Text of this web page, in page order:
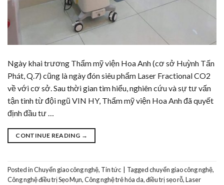
Ngày khai trương Thẩm mỹ viện Hoa Anh (cơ sở Huỳnh Tấn
Phát, Q.7) cũng là ngày đón siêu phẩm Laser Fractional CO2
về với cơ sở. Sau thời gian tìm hiểu, nghiên cứu và sự tư vấn
tận tình từ đội ngũ VIN HY, Thẩm mỹ viện Hoa Anh đã quyết
định đầu tư …
CONTINUE READING →
Posted inChuyển giao công nghệ, Tin tức Taggedchuyển giao công nghệ,
Công nghệ điều trị Sẹo Mụn,Công nghệ trẻ hóa da,điều trị sẹo rỗ,Laser